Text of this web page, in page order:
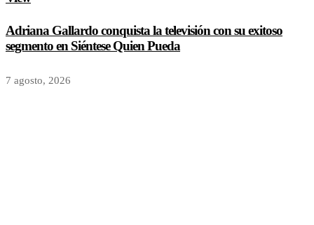
Adriana Gallardo conquista la televisión con su exitoso
segmento en Siéntese Quien Pueda
7 agosto, 2026